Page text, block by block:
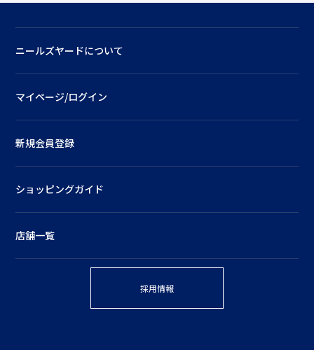
ニールズヤードについて
マイページ/ログイン
新規会員登録
ショッピングガイド
店舗一覧
採用情報